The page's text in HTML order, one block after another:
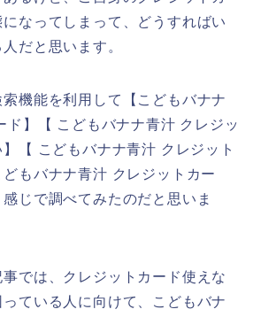
なってしまって、どうすればい
だと思います。
機能を利用して【こどもバナナ
ド】【 こどもバナナ青汁 クレジッ
【 こどもバナナ青汁 クレジット
もバナナ青汁 クレジットカー
じで調べてみたのだと思いま
では、クレジットカード使えな
ている人に向けて、こどもバナ